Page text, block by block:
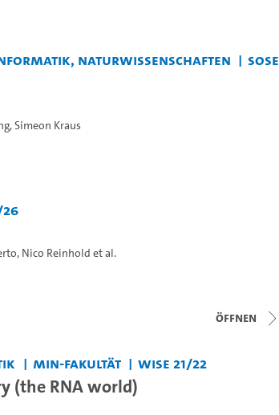
Naturwissenschaften
SoSe
,Simeon Kraus
, Nico Reinhold et al.
Öffnen
MIN-Fakultät WiSe 21/22
(the RNA world)